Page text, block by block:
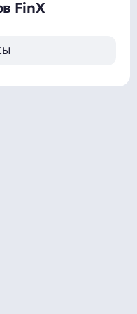
FinX